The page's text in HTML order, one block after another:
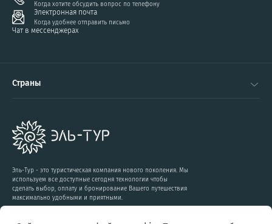
Когда хотите обсудить вопрос по телефону
Электронная почта
Когда удобнее отправить письмо
Чат в мессенджерах
Эль-Тур - это туристическая компания нового поколения. Мы
используем все доступные сегодня технологии чтобы
сделать выбор, оплату и бронирование Вашего путешествия
максимально удобными и приятными.
Страны